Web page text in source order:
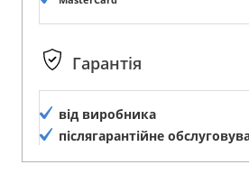
Гарантія
від виробника
післягарантійне